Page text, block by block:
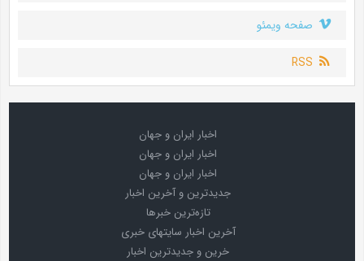
صفحه ویمئو
RSS
اخبار ایران و جهان
اخبار ایران و جهان
اخبار ایران و جهان
جدیدترین و آخرین اخبار
تازه‌ترین خبرها
آخرین اخبار سایتهای خبری
خرین و جدیدترین اخبار